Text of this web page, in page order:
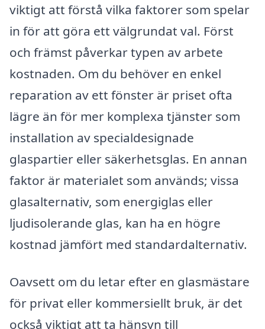
viktigt att förstå vilka faktorer som spelar
in för att göra ett välgrundat val. Först
och främst påverkar typen av arbete
kostnaden. Om du behöver en enkel
reparation av ett fönster är priset ofta
lägre än för mer komplexa tjänster som
installation av specialdesignade
glaspartier eller säkerhetsglas. En annan
faktor är materialet som används; vissa
glasalternativ, som energiglas eller
ljudisolerande glas, kan ha en högre
kostnad jämfört med standardalternativ.
Oavsett om du letar efter en glasmästare
för privat eller kommersiellt bruk, är det
också viktigt att ta hänsyn till